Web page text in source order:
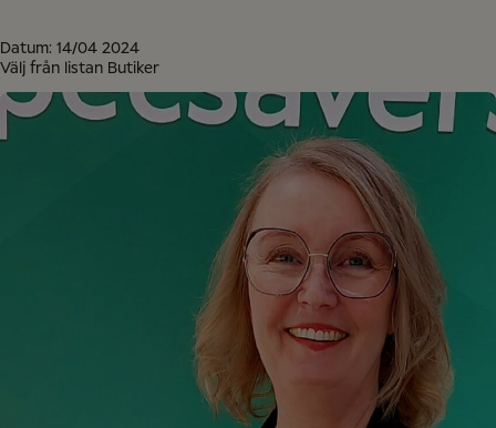
Klinisk assistent
Students
Great Place to Work
En historia
Datum: 14/04 2024
Välj från listan Butiker